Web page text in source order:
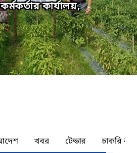
কার্যালয়,
খবর টেন্ডার চাকরি